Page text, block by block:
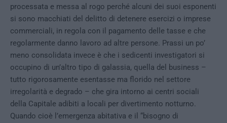
processata e messa al rogo perché alcuni dei suoi esponenti
si sono macchiati del delitto di detenere esercizi o imprese
commerciali, in regola con il pagamento delle tasse e che
regolarmente danno lavoro ad altre persone. Prassi un po’
meno consolidata invece è che i sedicenti investigatori si
occupino di un’altro tipo di galassia, quella del business –
tutto rigorosamente esentasse ma florido nel settore
irregolarità e degrado – che gira intorno ai centri sociali
della Capitale adibiti a locali per divertimento notturno.
Quando cioè l’emergenza abitativa e il “bisogno di